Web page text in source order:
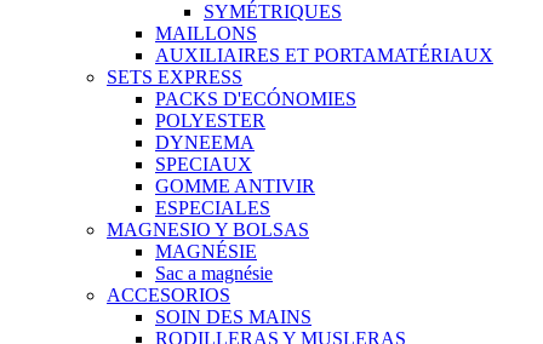
SYMÉTRIQUES
MAILLONS
AUXILIAIRES ET PORTAMATÉRIAUX
SETS EXPRESS
PACKS D'ECÓNOMIES
POLYESTER
DYNEEMA
SPECIAUX
GOMME ANTIVIR
ESPECIALES
MAGNESIO Y BOLSAS
MAGNÉSIE
Sac a magnésie
ACCESORIOS
SOIN DES MAINS
RODILLERAS Y MUSLERAS